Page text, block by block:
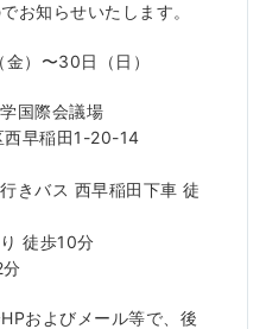
お知らせいたします。
）〜30日（日）
国際会議場
早稲田1-20-14
きバス 西早稲田下車 徒
徒歩10分
およびメール等で、後